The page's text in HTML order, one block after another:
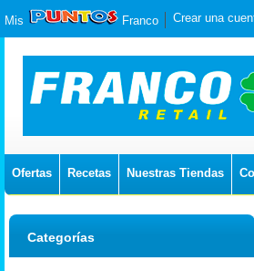
Mis Franco Crear una
Ofertas Recetas Nuestras Tiendas
Categorías